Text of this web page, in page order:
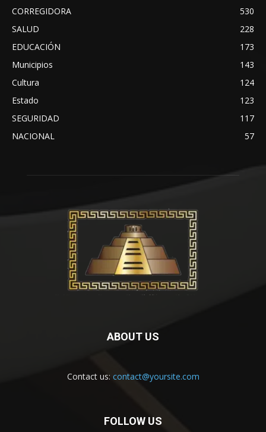
CORREGIDORA
530
SALUD
228
EDUCACIÓN
173
Municipios
143
Cultura
124
Estado
123
SEGURIDAD
117
NACIONAL
57
ABOUT US
Contact us: contact@yoursite.com
FOLLOW US